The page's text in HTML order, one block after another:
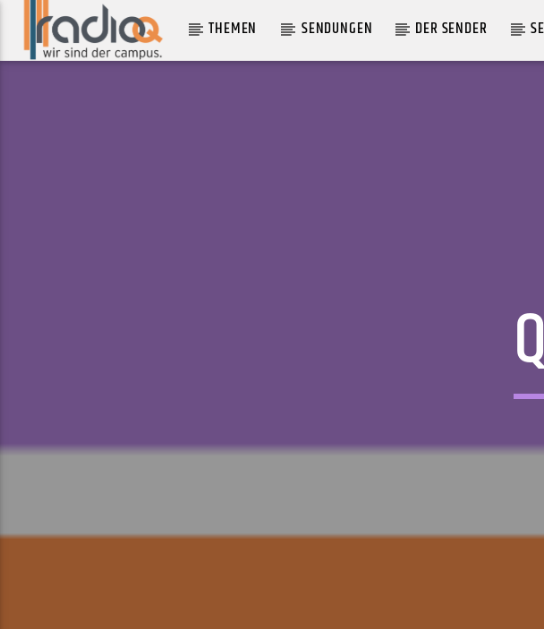
THEMEN SENDUNGEN DER SENDER